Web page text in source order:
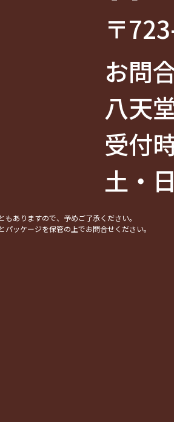
〒
お問
八天
受付
土・
ありますので、予めご了承ください。
ッケージを保管の上でお問合せください。